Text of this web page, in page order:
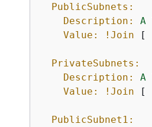
PublicSubnets:
Description:
A
Value:
!Join [
PrivateSubnets:
Description:
A
Value:
!Join [
PublicSubnet1: